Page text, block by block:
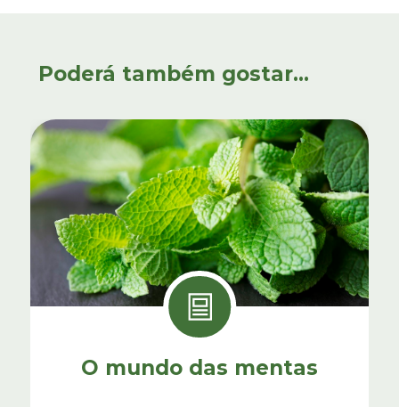
Poderá também gostar...
O mundo das mentas